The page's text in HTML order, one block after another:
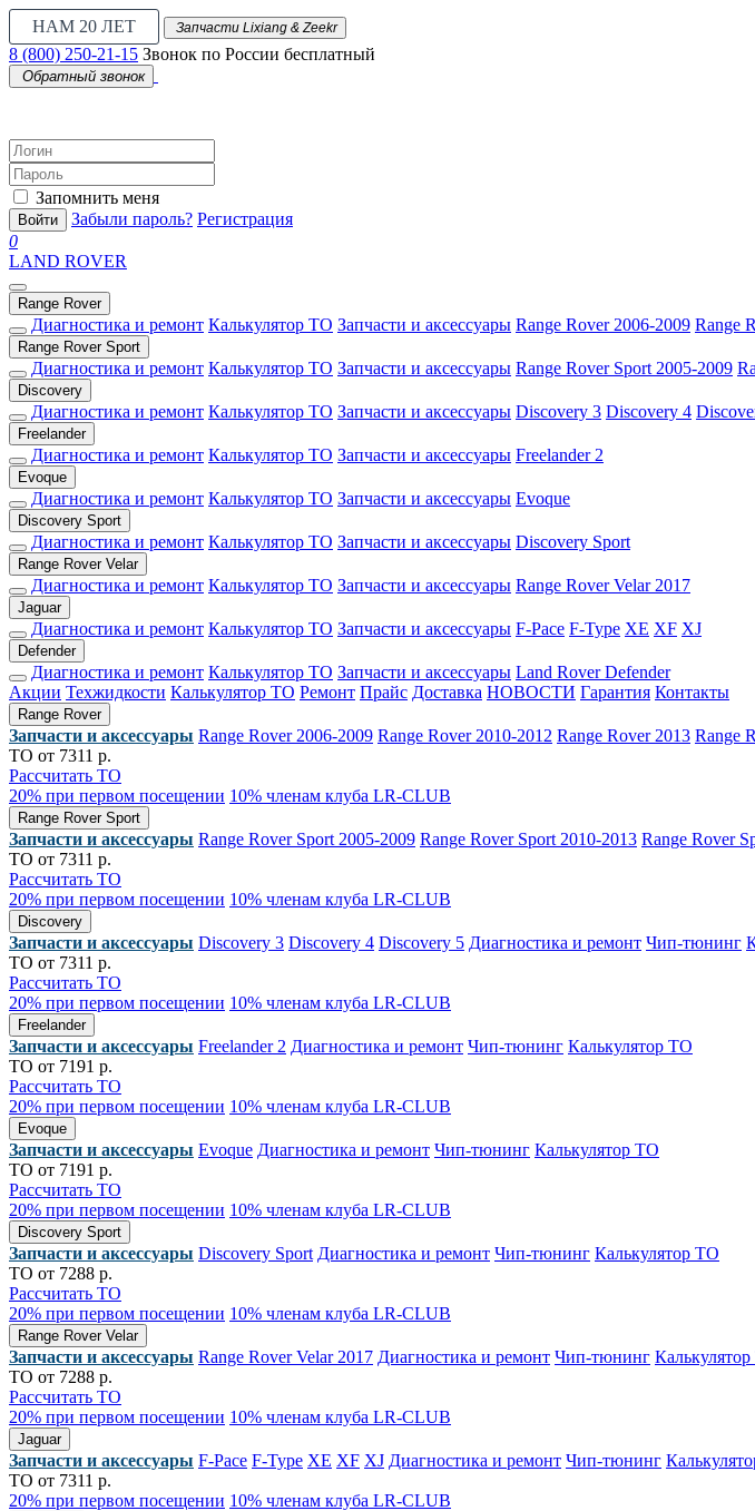
НАМ 20 ЛЕТ Запчасти Lixiang & Zeekr
8 (800) 250-21-15 Звонок по России бесплатный
Обратный звонок
Запомнить меня
Войти Забыли пароль? Регистрация
0
LAND ROVER
Range Rover
Диагностика и ремонт Калькулятор ТО Запчасти и аксессуары Range Rover 2006-2009 Range
Range Rover Sport
Диагностика и ремонт Калькулятор ТО Запчасти и аксессуары Range Rover Sport 2005-2009
Discovery
Диагностика и ремонт Калькулятор ТО Запчасти и аксессуары Discovery 3 Discovery 4
Freelander
Диагностика и ремонт Калькулятор ТО Запчасти и аксессуары Freelander 2
Evoque
Диагностика и ремонт Калькулятор ТО Запчасти и аксессуары Evoque
Discovery Sport
Диагностика и ремонт Калькулятор ТО Запчасти и аксессуары Discovery Sport
Range Rover Velar
Диагностика и ремонт Калькулятор ТО Запчасти и аксессуары Range Rover Velar 2017
Jaguar
Диагностика и ремонт Калькулятор ТО Запчасти и аксессуары F-Pace F-Type XE XF XJ
Defender
Диагностика и ремонт Калькулятор ТО Запчасти и аксессуары Land Rover Defender
Акции Техжидкости Калькулятор ТО Ремонт Прайс Доставка НОВОСТИ Гарантия Контакты
Range Rover
Запчасти и аксессуары Range Rover 2006-2009 Range Rover 2010-2012 Range Rover 2013 Range
ТО от 7311 р.
Рассчитать ТО
20% при первом посещении 10% членам клуба LR-CLUB
Range Rover Sport
Запчасти и аксессуары Range Rover Sport 2005-2009 Range Rover Sport 2010-2013 Range Rover
ТО от 7311 р.
Рассчитать ТО
20% при первом посещении 10% членам клуба LR-CLUB
Discovery
Запчасти и аксессуары Discovery 3 Discovery 4 Discovery 5 Диагностика и ремонт Чип-тюнинг
ТО от 7311 р.
Рассчитать ТО
20% при первом посещении 10% членам клуба LR-CLUB
Freelander
Запчасти и аксессуары Freelander 2 Диагностика и ремонт Чип-тюнинг Калькулятор ТО
ТО от 7191 р.
Рассчитать ТО
20% при первом посещении 10% членам клуба LR-CLUB
Evoque
Запчасти и аксессуары Evoque Диагностика и ремонт Чип-тюнинг Калькулятор ТО
ТО от 7191 р.
Рассчитать ТО
20% при первом посещении 10% членам клуба LR-CLUB
Discovery Sport
Запчасти и аксессуары Discovery Sport Диагностика и ремонт Чип-тюнинг Калькулятор ТО
ТО от 7288 р.
Рассчитать ТО
20% при первом посещении 10% членам клуба LR-CLUB
Range Rover Velar
Запчасти и аксессуары Range Rover Velar 2017 Диагностика и ремонт Чип-тюнинг
ТО от 7288 р.
Рассчитать ТО
20% при первом посещении 10% членам клуба LR-CLUB
Jaguar
Запчасти и аксессуары F-Pace F-Type XE XF XJ Диагностика и ремонт Чип-тюнинг
ТО от 7311 р.
20% при первом посещении 10% членам клуба LR-CLUB